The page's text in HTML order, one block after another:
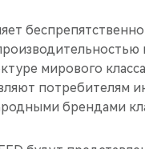
мирового
потребителям
брендами